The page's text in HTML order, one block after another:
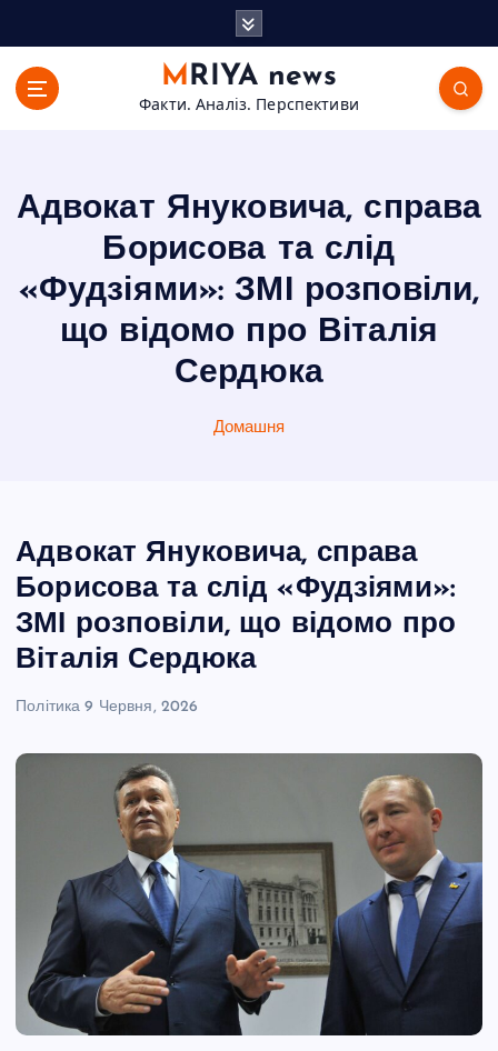
MRIYA news
Факти. Аналіз. Перспективи
Адвокат Януковича, справа
Борисова та слід
«Фудзіями»: ЗМІ розповіли,
що відомо про Віталія
Сердюка
Домашня
Адвокат Януковича, справа
Борисова та слід «Фудзіями»:
ЗМІ розповіли, що відомо про
Віталія Сердюка
Політика 9 Червня, 2026